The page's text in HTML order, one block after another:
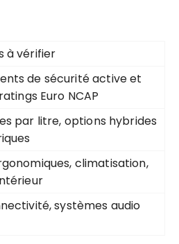
à vérifier
de sécurité active et
Euro NCAP
par litre, options hybrides
climatisation,
systèmes audio